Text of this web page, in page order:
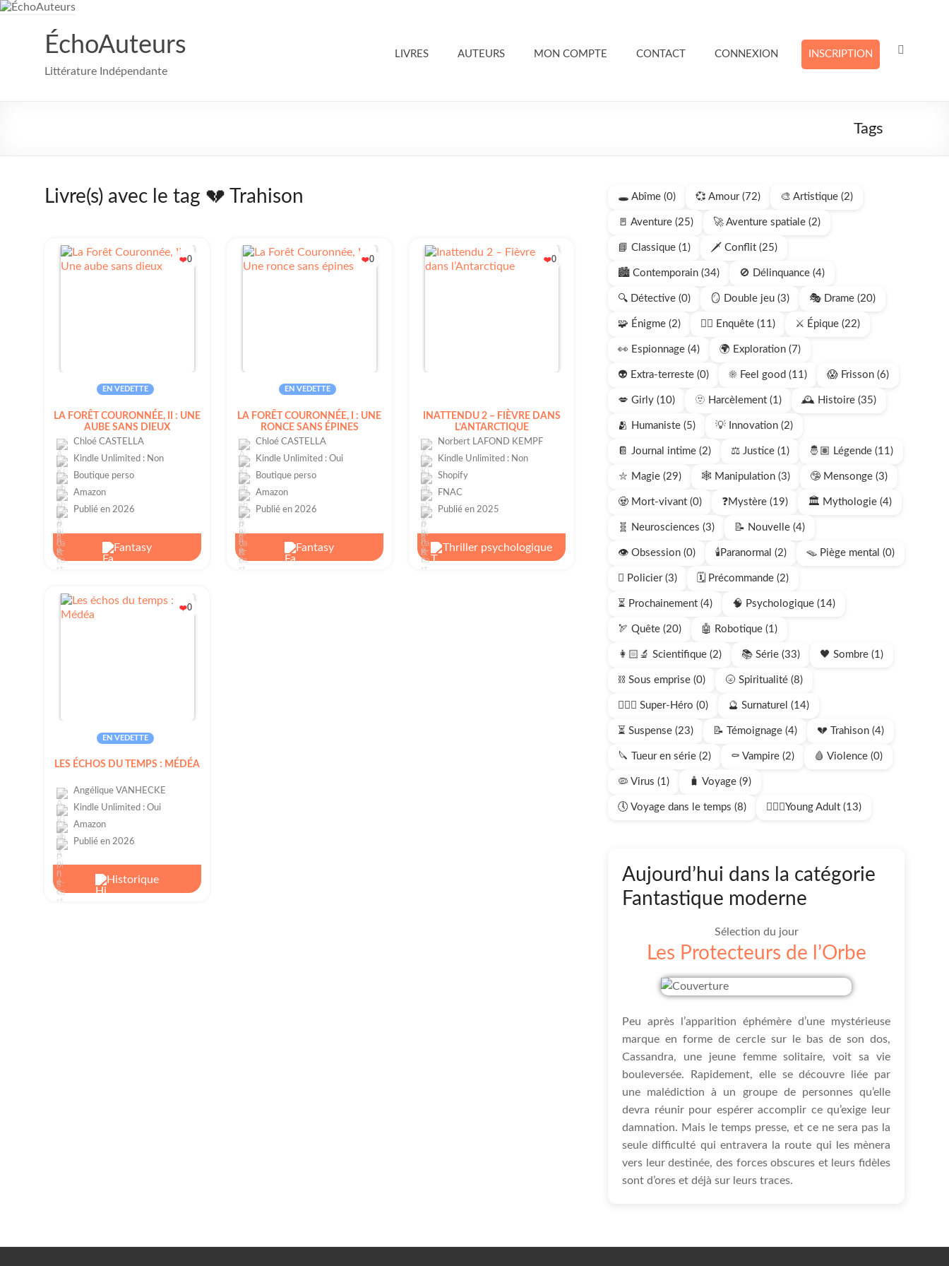
Aller
ÉchoAuteurs
Littérature Indépendante
LIVRES AUTEURS MON COMPTE CONTACT CONNEXION INSCRIPTION
Tags
Livre(s) avec le tag 💔 Trahison
❤️0
EN VEDETTE
LA FORÊT COURONNÉE, II : UNE
AUBE SANS DIEUX
Chloé CASTELLA
Kindle Unlimited : Non
Boutique perso
Amazon
Publié en 2026
Fantasy
❤️0
EN VEDETTE
LA FORÊT COURONNÉE, I : UNE
RONCE SANS ÉPINES
Chloé CASTELLA
Kindle Unlimited : Oui
Boutique perso
Amazon
Publié en 2026
Fantasy
❤️0
INATTENDU 2 – FIÈVRE DANS
L’ANTARCTIQUE
Norbert LAFOND KEMPF
Kindle Unlimited : Non
Shopify
FNAC
Publié en 2025
Thriller psychologique
❤️0
EN VEDETTE
LES ÉCHOS DU TEMPS : MÉDÉA
Angélique VANHECKE
Kindle Unlimited : Oui
Amazon
Publié en 2026
Historique
🕳️ Abîme (0) 💞 Amour (72) 🎨 Artistique (2)
🚪 Aventure (25) 🚀 Aventure spatiale (2)
📘 Classique (1) 🗡️ Conflit (25)
🏙️ Contemporain (34) 🚫 Délinquance (4)
🔍 Détective (0) 🪞 Double jeu (3) 🎭 Drame (20)
🧩 Énigme (2) 🕵🏻 Enquête (11) ⚔️ Épique (22)
👀 Espionnage (4) 🌍 Exploration (7)
👽 Extra-terreste (0) ☀️ Feel good (11) 😱 Frisson (6)
💋 Girly (10) 🫥 Harcèlement (1) 🕰️ Histoire (35)
🫂 Humaniste (5) 💡 Innovation (2)
📔 Journal intime (2) ⚖️ Justice (1) 🤴🏽 Légende (11)
⛥ Magie (29) 🕸️ Manipulation (3) 🤥 Mensonge (3)
🧟 Mort-vivant (0) ❓Mystère (19) 🏛️ Mythologie (4)
🧬 Neurosciences (3) 📝 Nouvelle (4)
👁️ Obsession (0) 🕯️Paranormal (2) 🪤 Piège mental (0)
🫆 Policier (3) 🗓️ Précommande (2)
⏳ Prochainement (4) 🧠 Psychologique (14)
🏹 Quête (20) 🤖 Robotique (1)
👩🏻‍🔬 Scientifique (2) 📚 Série (33) 🖤 Sombre (1)
⛓️ Sous emprise (0) 🌝 Spiritualité (8)
🦸🏻‍♂️ Super-Héro (0) 🔮 Surnaturel (14)
⏳ Suspense (23) 📝 Témoignage (4) 💔 Trahison (4)
🔪 Tueur en série (2) ⚰️ Vampire (2) 🩸 Violence (0)
🦠 Virus (1) 🧳 Voyage (9)
🕔 Voyage dans le temps (8) 🧍🏻‍♂️Young Adult (13)
Aujourd’hui dans la catégorie
Fantastique moderne
Sélection du jour
Les Protecteurs de l’Orbe
Peu après l’apparition éphémère d’une mystérieuse
marque en forme de cercle sur le bas de son dos,
Cassandra, une jeune femme solitaire, voit sa vie
bouleversée. Rapidement, elle se découvre liée par
une malédiction à un groupe de personnes qu’elle
devra réunir pour espérer accomplir ce qu’exige leur
damnation. Mais le temps presse, et ce ne sera pas la
seule difficulté qui entravera la route qui les mènera
vers leur destinée, des forces obscures et leurs fidèles
sont d’ores et déjà sur leurs traces.